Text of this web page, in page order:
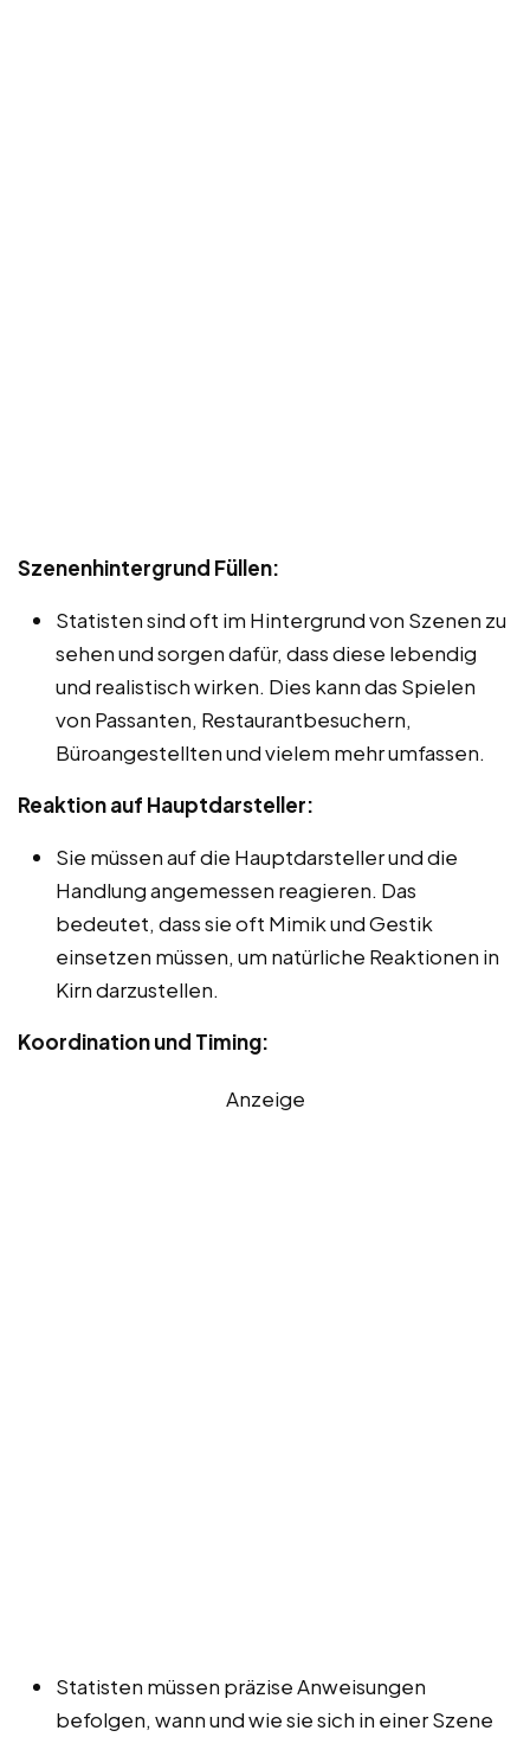
Szenenhintergrund Füllen:
Statisten sind oft im Hintergrund von Szenen zu
sehen und sorgen dafür, dass diese lebendig
und realistisch wirken. Dies kann das Spielen
von Passanten, Restaurantbesuchern,
Büroangestellten und vielem mehr umfassen.
Reaktion auf Hauptdarsteller:
Sie müssen auf die Hauptdarsteller und die
Handlung angemessen reagieren. Das
bedeutet, dass sie oft Mimik und Gestik
einsetzen müssen, um natürliche Reaktionen in
Kirn darzustellen.
Koordination und Timing:
Anzeige
Statisten müssen präzise Anweisungen
befolgen, wann und wie sie sich in einer Szene